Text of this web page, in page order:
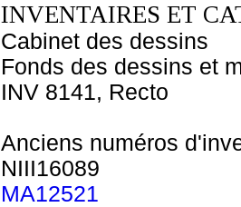
INVENTAIRES ET
Cabinet des dessins
Fonds des dessins et
INV 8141, Recto
Anciens numéros
NIII16089
MA12521